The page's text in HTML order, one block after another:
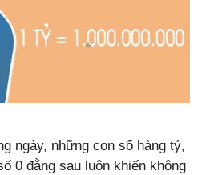
ngày, những con số hàng tỷ,
0 đằng sau luôn khiến không